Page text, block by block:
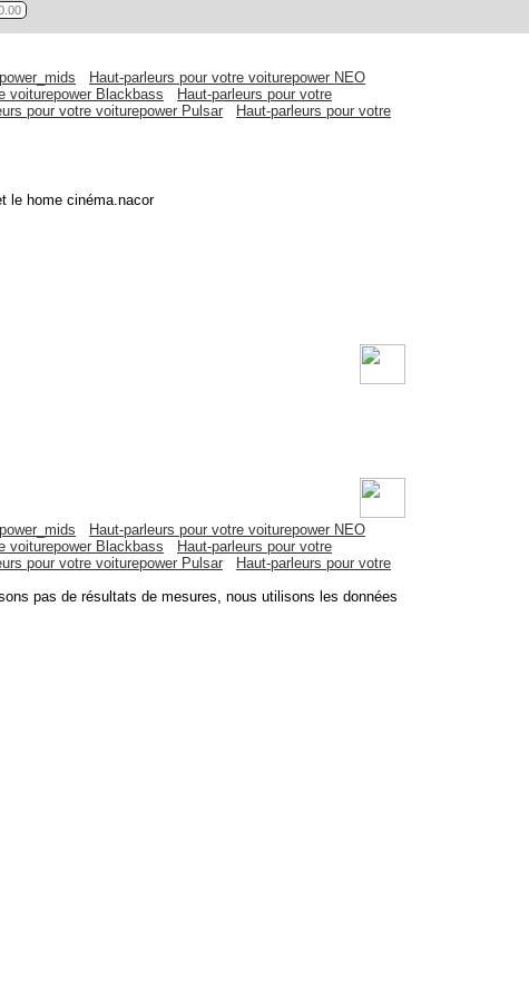
Haut-parleurs pour votre voiturepower NEO
voiturepower Blackbass
Haut-parleurs pour votre
pour votre voiturepower Pulsar
Haut-parleurs pour votre
le home cinéma.nacor
Haut-parleurs pour votre voiturepower NEO
voiturepower Blackbass
Haut-parleurs pour votre
pour votre voiturepower Pulsar
Haut-parleurs pour votre
pas de résultats de mesures, nous utilisons les données